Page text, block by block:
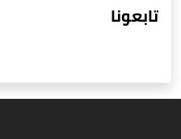
تابعونا